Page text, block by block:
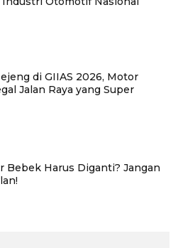
di GIIAS 2026, Motor
Jalan Raya yang Super
Bebek Harus Diganti? Jangan